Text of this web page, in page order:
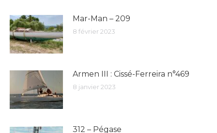
Mar-Man – 209
8 février 2023
Armen III : Cissé-Ferreira n°469
8 janvier 2023
312 – Pégase